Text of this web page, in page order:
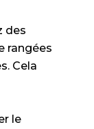
des
rangées
Cela
le